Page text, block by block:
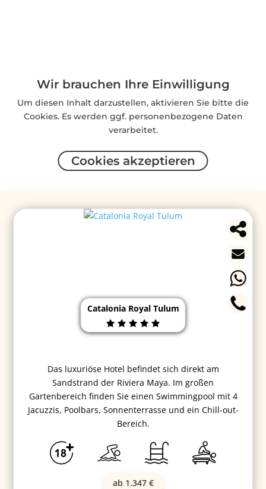
Wir brauchen Ihre Einwilligung
Um diesen Inhalt darzustellen, aktivieren Sie bitte die
Cookies. Es werden ggf. personenbezogene Daten
verarbeitet.
Cookies akzeptieren
Catalonia Royal Tulum
Das luxuriöse Hotel befindet sich direkt am
Sandstrand der Riviera Maya. Im großen
Gartenbereich finden Sie einen Swimmingpool mit 4
Jacuzzis, Poolbars, Sonnenterrasse und ein Chill-out-
Bereich.
ab 1.347 €